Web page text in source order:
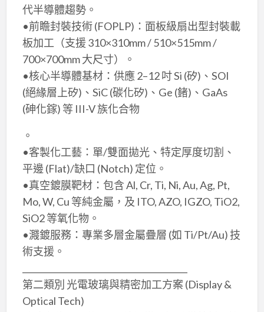
代半導體趨勢。
•前瞻封裝技術 (FOPLP)：面板級扇出型封裝載
板加工（支援 310×310mm / 510×515mm /
700×700mm 大尺寸）。
•核心半導體基材：供應 2–12 吋 Si (矽)、SOI
(絕緣層上矽)、SiC (碳化矽)、Ge (鍺)、GaAs
(砷化鎵) 等 III-V 族化合物
。
•客製化工藝：單/雙面拋光、特定厚度切割、
平邊 (Flat)/缺口 (Notch) 定位。
•真空鍍膜靶材：包含 Al, Cr, Ti, Ni, Au, Ag, Pt,
Mo, W, Cu 等純金屬，及 ITO, AZO, IGZO, TiO2,
SiO2 等氧化物。
•濺鍍服務：專業多層金屬疊層 (如 Ti/Pt/Au) 技
術支援。
第二類別 光電玻璃與精密加工方案 (Display &
Optical Tech)